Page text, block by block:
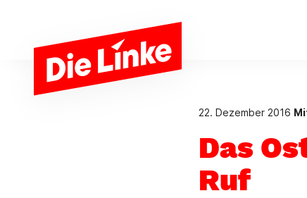
22. Dezember 2016
Das
Ruf